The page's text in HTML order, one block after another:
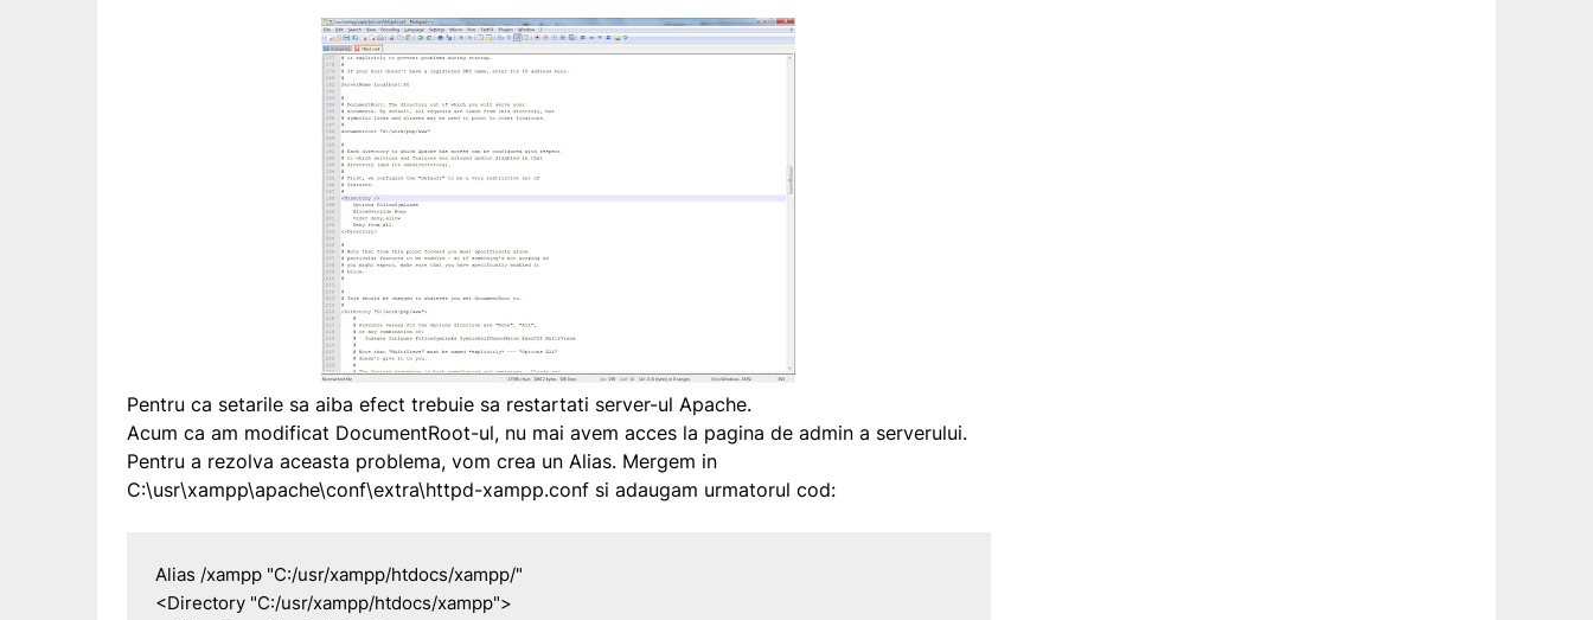
Pentru ca setarile sa aiba efect trebuie sa restartati server-ul Apache.
Acum ca am modificat DocumentRoot-ul, nu mai avem acces la pagina de admin a serverului.
Pentru a rezolva aceasta problema, vom crea un Alias. Mergem in
C:\usr\xampp\apache\conf\extra\httpd-xampp.conf si adaugam urmatorul cod:
Alias /xampp "C:/usr/xampp/htdocs/xampp/"
<Directory "C:/usr/xampp/htdocs/xampp">